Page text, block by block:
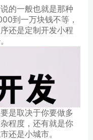
的一般也就是那种
到一万块钱不等，
还是定制开发小程
是取决于你要做多
程度，还有就是你
还是小城市。